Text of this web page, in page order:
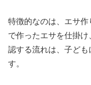
特徴的なのは、エサ
で作ったエサを仕掛
認する流れは、子ども
す。